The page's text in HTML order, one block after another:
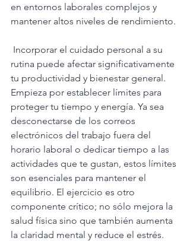
en entornos laborales complejos y
mantener altos niveles de rendimiento.
rutina puede afectar significativamente
tu productividad y bienestar general.
Empieza por establecer límites para
proteger tu tiempo y energía. Ya sea
desconectarse de los correos
electrónicos del trabajo fuera del
horario laboral o dedicar tiempo a las
actividades que te gustan, estos límites
son esenciales para mantener el
equilibrio. El ejercicio es otro
componente crítico; no sólo mejora la
salud física sino que también aumenta
la claridad mental y reduce el estrés.